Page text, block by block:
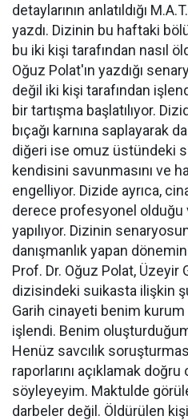
detaylarının anlatıldığı
yazdı. Dizinin bu haftaki
bu iki kişi tarafından nasıl
Oğuz Polat'ın yazdığı
değil iki kişi tarafından
bir tartışma başlatılıyor.
bıçağı karnına saplayarak
diğeri ise omuz üstündeki
kendisini savunmasını ve
engelliyor. Dizide ayrıca,
derece profesyonel olduğu
yapılıyor. Dizinin
danışmanlık yapan
Prof. Dr. Oğuz Polat, Üzeyir
dizisindeki suikasta ilişkin
Garih cinayeti benim kurum
işlendi. Benim
Henüz savcılık
raporlarını açıklamak doğru
söyleyeyim. Maktulde
darbeler değil. Öldürülen